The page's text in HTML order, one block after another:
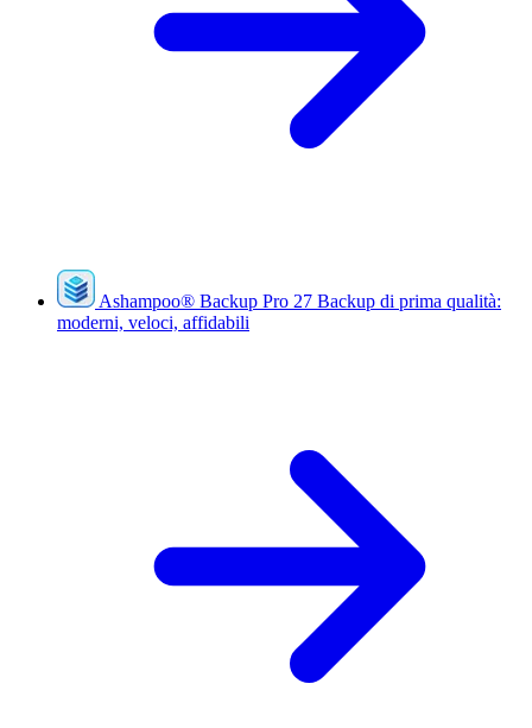
Ashampoo® Backup Pro 27 Backup di prima qualità:
moderni, veloci, affidabili